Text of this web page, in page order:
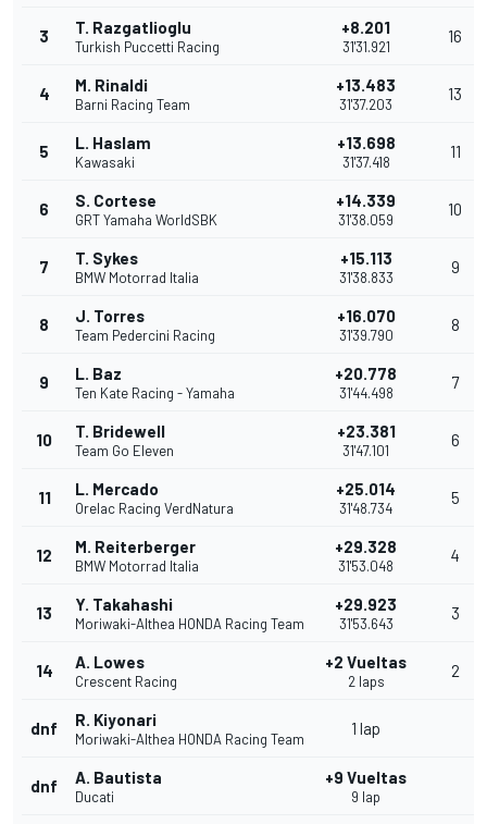
3 T. Razgatlioglu
Turkish Puccetti Racing
+8.201
31'31.921
16
4 M. Rinaldi
Barni Racing Team
+13.483
31'37.203
13
5 L. Haslam
Kawasaki
+13.698
31'37.418
11
6 S. Cortese
GRT Yamaha WorldSBK
+14.339
31'38.059
10
7 T. Sykes
BMW Motorrad Italia
+15.113
31'38.833
9
8 J. Torres
Team Pedercini Racing
+16.070
31'39.790
8
9 L. Baz
Ten Kate Racing - Yamaha
+20.778
31'44.498
7
10 T. Bridewell
Team Go Eleven
+23.381
31'47.101
6
11 L. Mercado
Orelac Racing VerdNatura
+25.014
31'48.734
5
12 M. Reiterberger
BMW Motorrad Italia
+29.328
31'53.048
4
13 Y. Takahashi
Moriwaki-Althea HONDA Racing Team
+29.923
31'53.643
3
14 A. Lowes
Crescent Racing
+2 Vueltas
2 laps
2
dnf R. Kiyonari
Moriwaki-Althea HONDA Racing Team
1 lap
dnf A. Bautista
Ducati
+9 Vueltas
9 lap